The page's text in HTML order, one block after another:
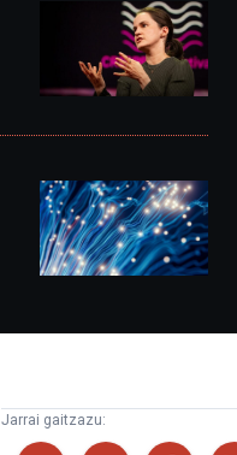
Jarrai gaitzazu: